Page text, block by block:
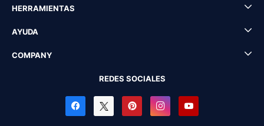
HERRAMIENTAS
AYUDA
COMPANY
REDES SOCIALES